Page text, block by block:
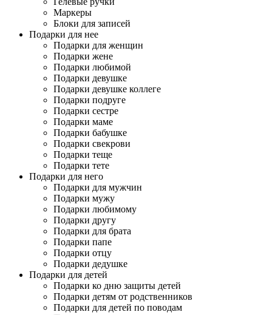
Маркеры
Блоки для записей
Подарки для нее
Подарки для женщин
Подарки жене
Подарки любимой
Подарки девушке
Подарки девушке коллеге
Подарки подруге
Подарки сестре
Подарки маме
Подарки бабушке
Подарки свекрови
Подарки теще
Подарки тете
Подарки для него
Подарки для мужчин
Подарки мужу
Подарки любимому
Подарки другу
Подарки для брата
Подарки папе
Подарки отцу
Подарки дедушке
Подарки для детей
Подарки ко дню защиты детей
Подарки детям от родственников
Подарки для детей по поводам